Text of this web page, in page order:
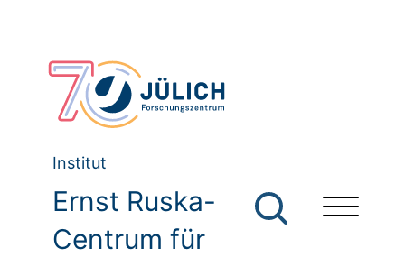
Institut
Ernst Ruska-
Centrum für